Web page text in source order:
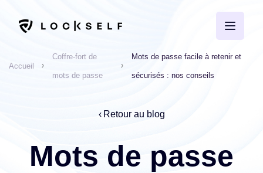
Accueil
Coffre-fort de
mots de passe
Mots de passe facile à retenir et
sécurisés : nos conseils
Retour au blog
Mots de passe